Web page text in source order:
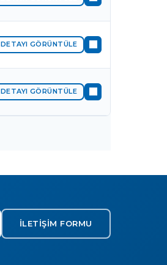
DETAYI GÖRÜNTÜLE
DETAYI GÖRÜNTÜLE
İLETIŞIM FORMU